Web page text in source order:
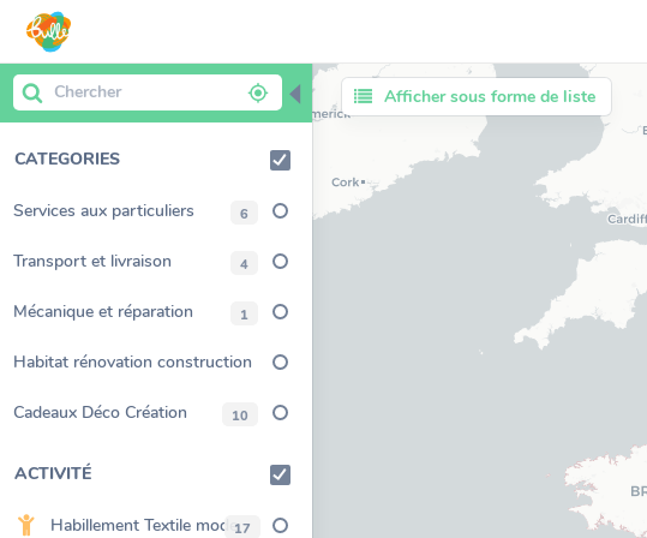
◀
CATEGORIES
Services aux particuliers 6
Transport et livraison 4
Mécanique et réparation 1
Habitat rénovation construction
aménagement
Cadeaux Déco Création 10
ACTIVITÉ
Habillement Textile mode17
Afficher sous forme de liste